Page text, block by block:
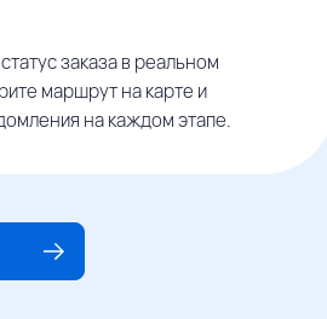
заказа в реальном
маршрут на карте и
на каждом этапе.